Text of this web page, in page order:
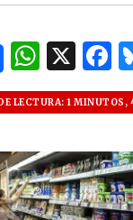
W
h
at
s
A
p
X F
a
c
e
b
o
LECTURA: 1 MINUTOS,